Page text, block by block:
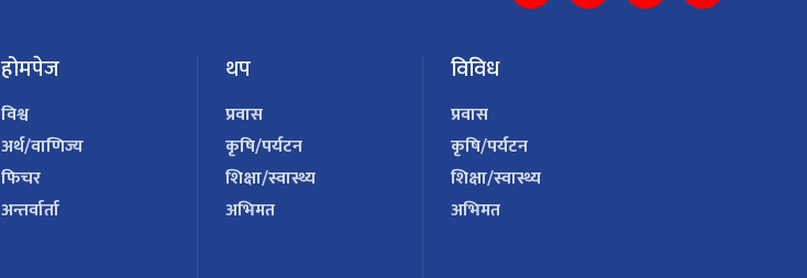
होमपेज
विश्व
अर्थ/वाणिज्य
फिचर
अन्तर्वार्ता
थप
प्रवास
कृषि/पर्यटन
शिक्षा/स्वास्थ्य
अभिमत
विविध
प्रवास
कृषि/पर्यटन
शिक्षा/स्वास्थ्य
अभिमत